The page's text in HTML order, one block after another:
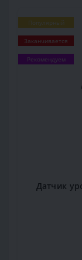
Популярный
Заканчивается
Рекомендуем
Датчик